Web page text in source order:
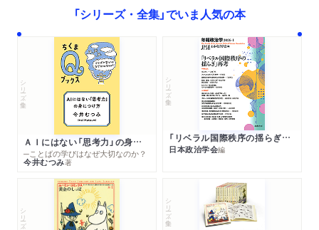
「シリーズ・全集」でいま人気の本
シリーズ・全集
ＡＩにはない「思考力」の身につけ方
─ことばの学びはなぜ大切なのか？
今井むつみ著
シリーズ・全集
「リベラル国際秩序の揺らぎ」再考 年報政治学２０２６‐Ⅰ
日本政治学会編
シリーズ・全集 シリーズ・全集